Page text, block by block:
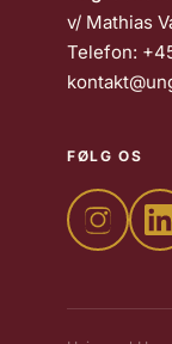
v/ Mathias
Telefon:
FØLG OS